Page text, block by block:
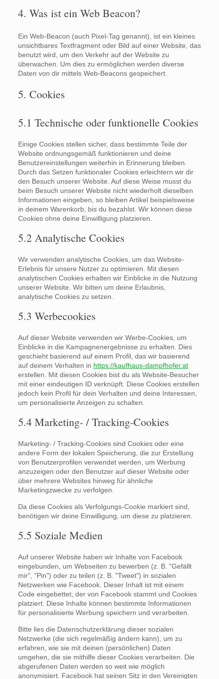
4. Was ist ein Web Beacon?
Ein Web-Beacon (auch Pixel-Tag genannt), ist ein kleines
unsichtbares Textfragment oder Bild auf einer Website, das
benutzt wird, um den Verkehr auf der Website zu
überwachen. Um dies zu ermöglichen werden diverse
Daten von dir mittels Web-Beacons gespeichert.
5. Cookies
5.1 Technische oder funktionelle Cookies
Einige Cookies stellen sicher, dass bestimmte Teile der
Website ordnungsgemäß funktionieren und deine
Benutzereinstellungen weiterhin in Erinnerung bleiben.
Durch das Setzen funktionaler Cookies erleichtern wir dir
den Besuch unserer Website. Auf diese Weise musst du
beim Besuch unserer Website nicht wiederholt dieselben
Informationen eingeben, so bleiben Artikel beispielsweise
in deinem Warenkorb, bis du bezahlst. Wir können diese
Cookies ohne deine Einwilligung platzieren.
5.2 Analytische Cookies
Wir verwenden analytische Cookies, um das Website-
Erlebnis für unsere Nutzer zu optimieren. Mit diesen
analytischen Cookies erhalten wir Einblicke in die Nutzung
unserer Website. Wir bitten um deine Erlaubnis,
analytische Cookies zu setzen.
5.3 Werbecookies
Auf dieser Website verwenden wir Werbe-Cookies, um
Einblicke in die Kampagnenergebnisse zu erhalten. Dies
geschieht basierend auf einem Profil, das wir basierend
auf deinem Verhalten in https://kaufhaus-dampfhofer.at
erstellen. Mit diesen Cookies bist du als Website-Besucher
mit einer eindeutigen ID verknüpft. Diese Cookies erstellen
jedoch kein Profil für dein Verhalten und deine Interessen,
um personalisierte Anzeigen zu schalten.
5.4 Marketing- / Tracking-Cookies
Marketing- / Tracking-Cookies sind Cookies oder eine
andere Form der lokalen Speicherung, die zur Erstellung
von Benutzerprofilen verwendet werden, um Werbung
anzuzeigen oder den Benutzer auf dieser Website oder
über mehrere Websites hinweg für ähnliche
Marketingzwecke zu verfolgen.
Da diese Cookies als Verfolgungs-Cookie markiert sind,
benötigen wir deine Einwilligung, um diese zu platzieren.
5.5 Soziale Medien
Auf unserer Website haben wir Inhalte von Facebook
eingebunden, um Webseiten zu bewerben (z. B. "Gefällt
mir", "Pin") oder zu teilen (z. B. "Tweet") in sozialen
Netzwerken wie Facebook. Dieser Inhalt ist mit einem
Code eingebettet, der von Facebook stammt und Cookies
platziert. Diese Inhalte können bestimmte Informationen
für personalisierte Werbung speichern und verarbeiten.
Bitte lies die Datenschutzerklärung dieser sozialen
Netzwerke (die sich regelmäßig ändern kann), um zu
erfahren, wie sie mit deinen (persönlichen) Daten
umgehen, die sie mithilfe dieser Cookies verarbeiten. Die
abgerufenen Daten werden so weit wie möglich
anonymisiert. Facebook hat seinen Sitz in den Vereinigten